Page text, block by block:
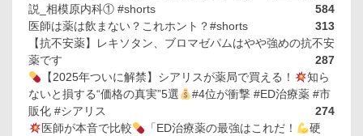
説_相模原内科① #shorts
584
医師は薬は飲まない？これホント？#shorts
313
【抗不安薬】レキソタン、ブロマゼパムはやや強めの抗不安
薬です
287
【2025年ついに解禁】シアリスが薬局で買える！
知ら
ないと損する“価格の真実”5選
#4位が衝撃 #ED治療薬 #市
販化 #シアリス
274
医師が本音で比較
「ED治療薬の最強はこれだ！
硬